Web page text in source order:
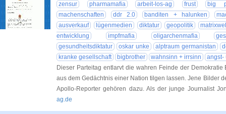
zensur
pharmamafia arbeit-los-ag frust
big
machenschaften
ddr 2.0 banditen + halunken
ausverkauf
lügenmedien diktatur geopolitik
entwicklung
impfmafia oligarchenmafia
gesundheitsdiktatur
oskar unke alptraum germanistan
kranke gesellschaft
bigbrother wahnsinn + irrsinn
angst-
Dieser Parteitag entlarvt die wahren Feinde der
aus dem Gedächtnis einer Nation tilgen lassen. Jene Bilder
Apollo-Reporter gehören dazu. Als der junge Journalist
ag.de